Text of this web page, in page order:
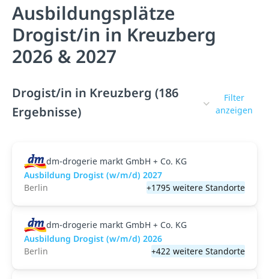
Ausbildungsplätze
Drogist/in in Kreuzberg
2026 & 2027
Drogist/in in Kreuzberg (186
Ergebnisse)
Filter
anzeigen
dm-drogerie markt GmbH + Co. KG
Ausbildung Drogist (w/m/d) 2027
Berlin
+1795 weitere Standorte
dm-drogerie markt GmbH + Co. KG
Ausbildung Drogist (w/m/d) 2026
Berlin
+422 weitere Standorte